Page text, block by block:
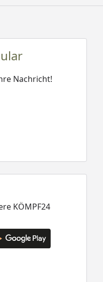
Nachricht!
KÖMPF24